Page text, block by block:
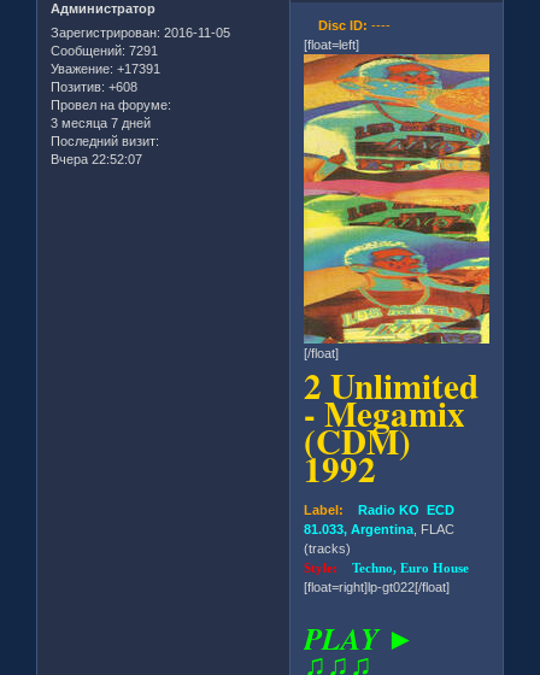
Администратор
Зарегистрирован: 2016-11-05
Сообщений: 7291
Уважение: +17391
Позитив: +608
Провел на форуме:
3 месяца 7 дней
Последний визит:
Вчера 22:52:07
Disc ID: ----
[float=left]
[/float]
2 Unlimited
- Megamix
(CDM)
1992
Label: Radio KO ECD
81.033, Argentina , FLAC
(tracks)
Style:Techno, Euro House
[float=right]lp-gt022[/float]
PLAY ►
♫♫♫